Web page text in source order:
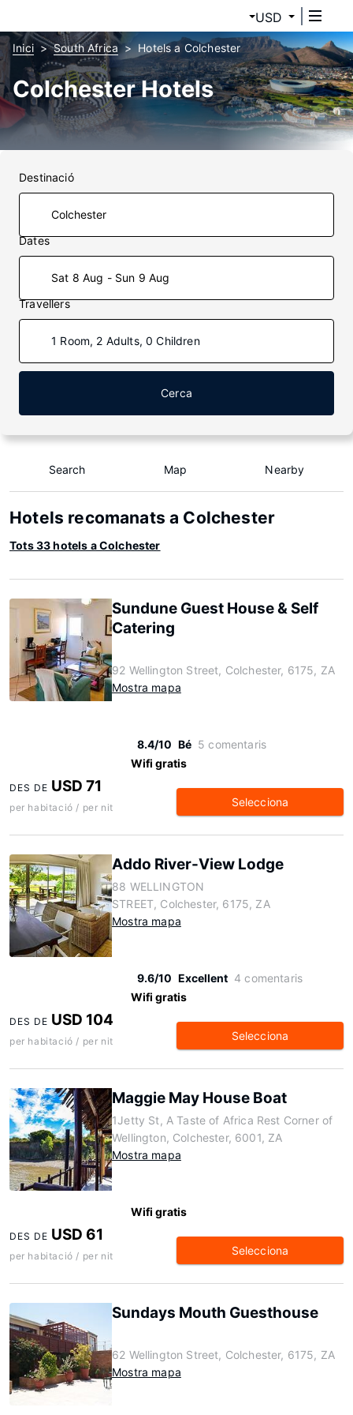
USD
Inici South Africa Hotels a Colchester
Colchester Hotels
Destinació
Dates
Sat 8 Aug - Sun 9 Aug
Travellers
1 Room, 2 Adults, 0 Children
Cerca
Search Map Nearby
Hotels recomanats a Colchester
Tots 33 hotels a Colchester
Sundune Guest House & Self
Catering
92 Wellington Street, Colchester, 6175, ZA
Mostra mapa
8.4/10 Bé 5 comentaris
Wifi gratis
DES DE USD 71
per habitació / per nit Selecciona
Addo River-View Lodge
88 WELLINGTON
STREET, Colchester, 6175, ZA
Mostra mapa
9.6/10 Excellent 4 comentaris
Wifi gratis
DES DE USD 104
per habitació / per nit Selecciona
Maggie May House Boat
1Jetty St, A Taste of Africa Rest Corner of
Wellington, Colchester, 6001, ZA
Mostra mapa
Wifi gratis
DES DE USD 61
per habitació / per nit Selecciona
Sundays Mouth Guesthouse
62 Wellington Street, Colchester, 6175, ZA
Mostra mapa